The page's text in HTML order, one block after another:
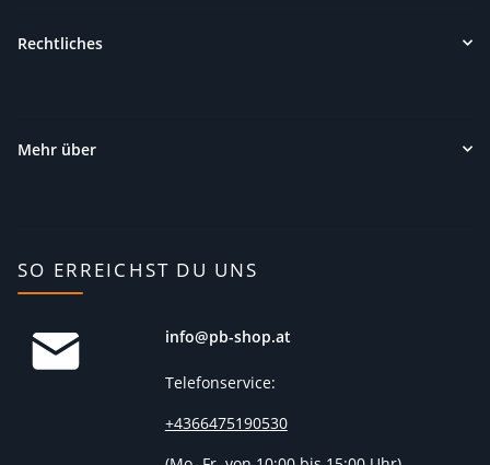
Rechtliches
Mehr über
SO ERREICHST DU UNS
info@pb-shop.at
Telefonservice:
+4366475190530